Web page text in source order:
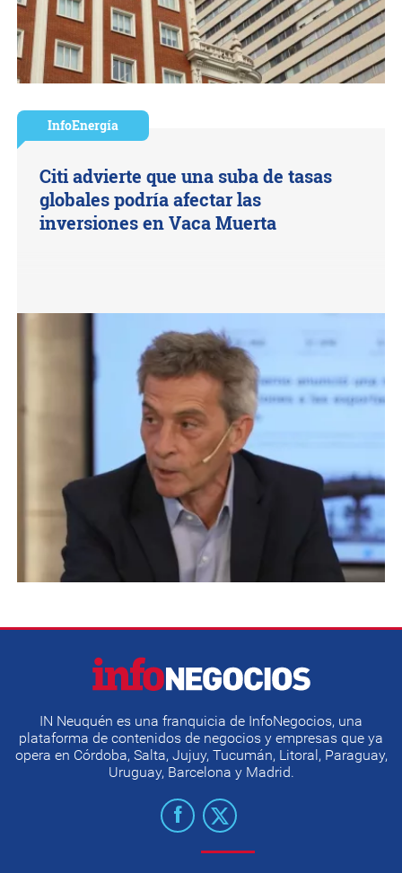
InfoEnergía
Citi advierte que una suba de tasas
globales podría afectar las
inversiones en Vaca Muerta
IN Neuquén es una franquicia de InfoNegocios, una
plataforma de contenidos de negocios y empresas que ya
opera en Córdoba, Salta, Jujuy, Tucumán, Litoral, Paraguay,
Uruguay, Barcelona y Madrid.